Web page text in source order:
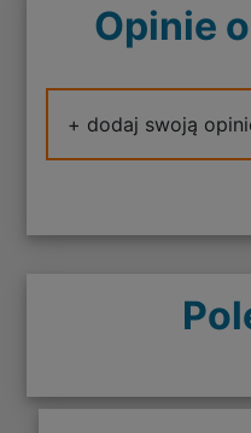
Opinie
+ dodaj swoją